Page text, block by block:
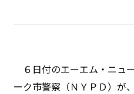
６日付のエーエム・ニュ
ーク市警察（ＮＹＰＤ）が